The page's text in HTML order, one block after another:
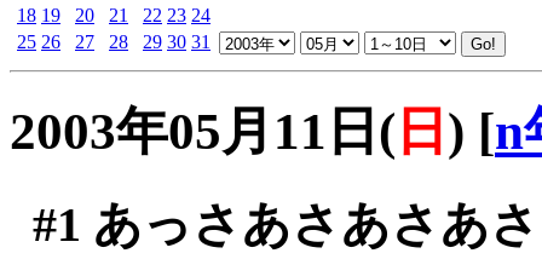
18 19 20 21 22 23 24
25 26 27 28 29 30 31
2003年05月11日( 日 ) [n
#1 あっさあさあさあさ